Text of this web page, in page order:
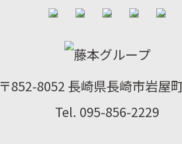
〒852-8052 長崎県長崎市岩屋
Tel. 095-856-2229